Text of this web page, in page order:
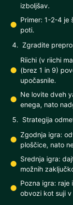
izboljšav.
Primer: 1-2-4 je
poti.
Zgradite
Riichi (v riichi
(brez 1 in 9)
upočasnile.
Ne lovite dveh
enega, nato
Strategija
Zgodnja igra:
ploščice, nato
Srednja igra:
možnih
Pozna igra:
obvozi kot suji v